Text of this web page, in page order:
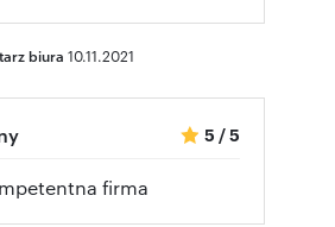
biura 10.11.2021
5 /5
firma